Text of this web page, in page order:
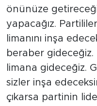
önünüze
yapacağız.
limanını inşa
beraber
limana gideceğiz.
sizler inşa
çıkarsa partinin